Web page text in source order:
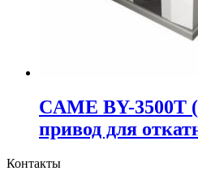
CAME BY-3500T
привод для
Контакты